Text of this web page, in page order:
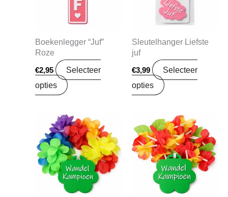
Boekenlegger “Juf”
Roze
€2,95
Selecteer
opties
Sleutelhanger Liefste
juf
€3,99
Selecteer
opties